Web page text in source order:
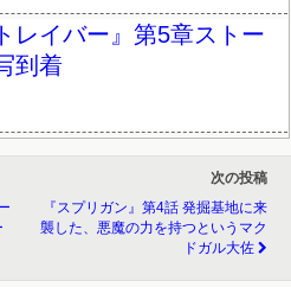
レイバー』第5章ストー
到着
次の投稿
『スプリガン』第4話 発掘基地に来
襲した、悪魔の力を持つというマク
ドガル大佐